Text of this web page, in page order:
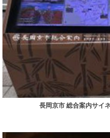
長岡京市 総合案内サイ